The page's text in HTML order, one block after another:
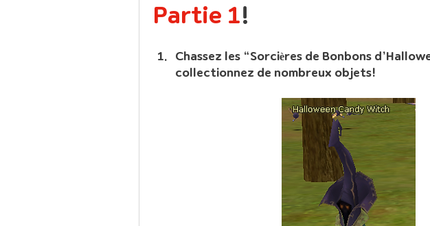
Partie 1!
Chassez les “Sorcières de Bonbons
collectionnez de nombreux objets!